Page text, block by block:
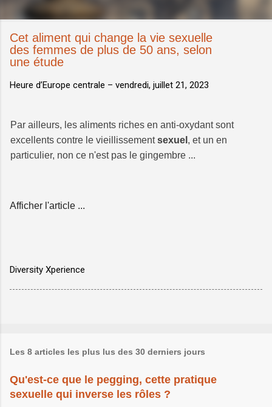
Cet aliment qui change la vie sexuelle
des femmes de plus de 50 ans, selon
une étude
Heure d’Europe centrale – vendredi, juillet 21, 2023
Par ailleurs, les aliments riches en anti-oxydant sont
excellents contre le vieillissementsexuel , et un en
particulier, non ce n'est pas le gingembre ...
Afficher l'article ...
Diversity Xperience
Les 8 articles les plus lus des 30 derniers jours
Qu'est-ce que le pegging, cette pratique
sexuelle qui inverse les rôles ?